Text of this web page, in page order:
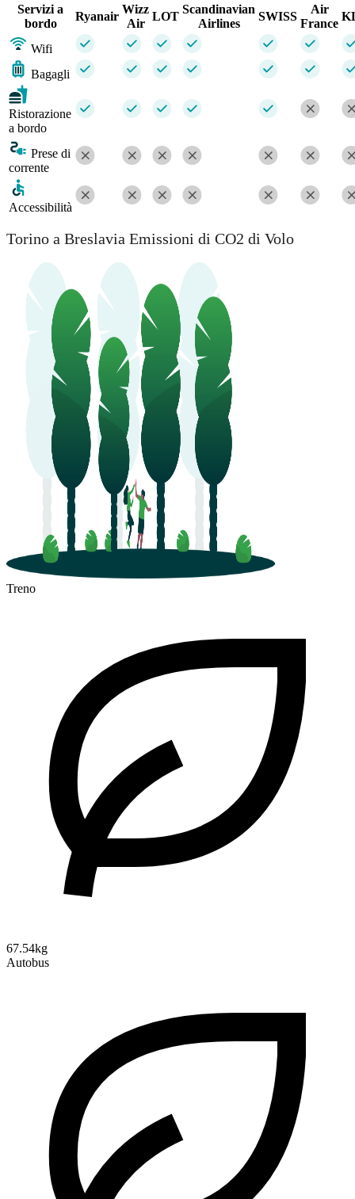
Servizi a
bordo
Ryanair
Wizz
Air
LOT
Scandinavian
Airlines
SWISS
Air
France
Wifi
Bagagli
Ristorazione
a bordo
Prese di
corrente
Accessibilità
Torino a Breslavia Emissioni di CO2 di Volo
Treno
67.54kg
Autobus